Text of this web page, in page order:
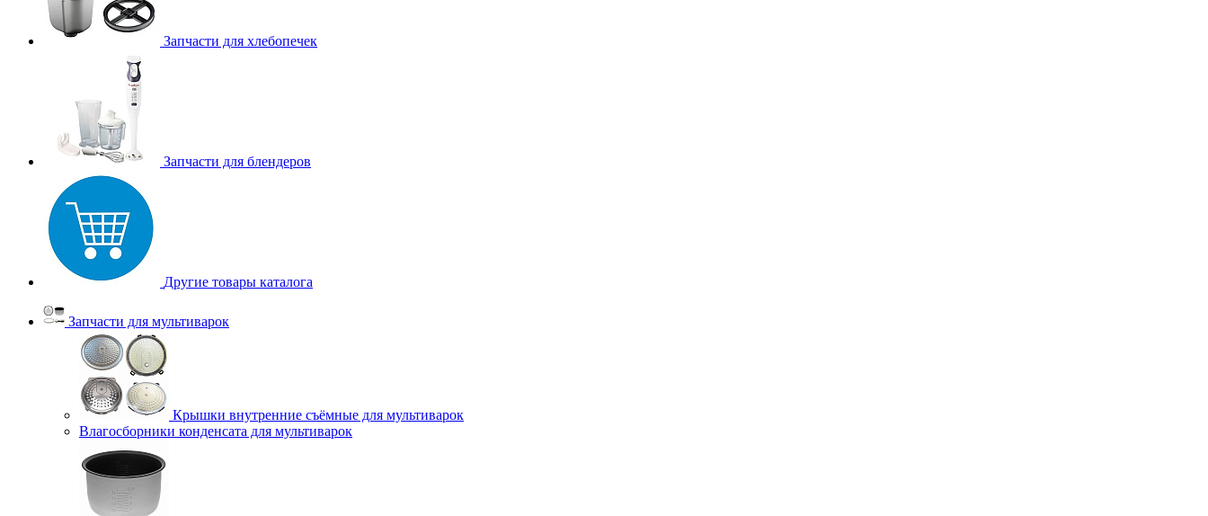
Запчасти для хлебопечек
Запчасти для блендеров
Другие товары каталога
Запчасти для мультиварок
Крышки внутренние съёмные для мультиварок
Влагосборники конденсата для мультиварок